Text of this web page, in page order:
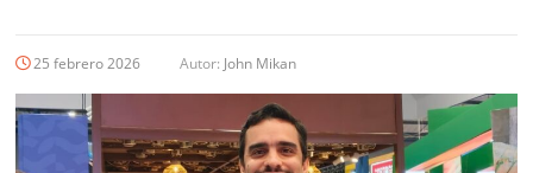
25 febrero 2026 Autor: John Mikan